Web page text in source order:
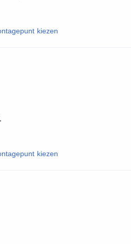
kiezen
kiezen